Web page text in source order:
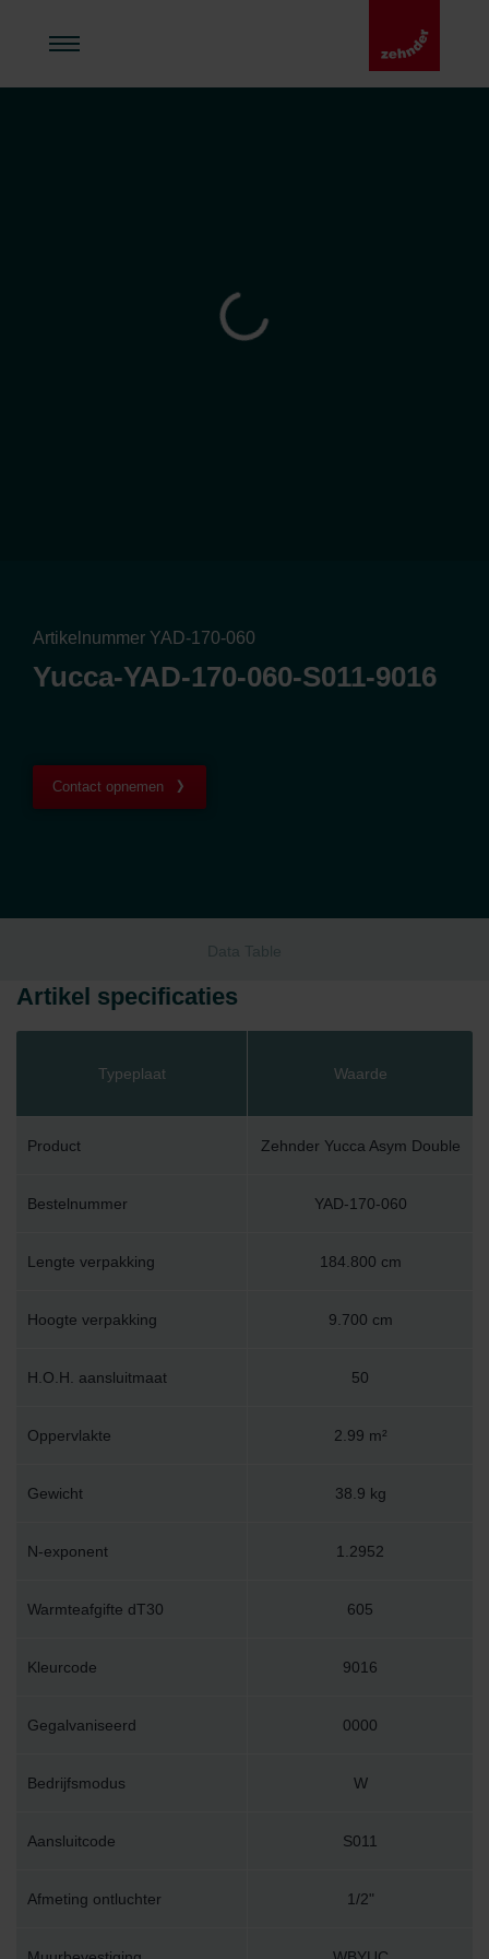
Artikelnummer YAD-170-060
Yucca-YAD-170-060-S011-9016
Contact opnemen
Data Table
Artikel specificaties
Typeplaat Waarde
Product Zehnder Yucca Asym Double
Bestelnummer YAD-170-060
Lengte verpakking 184.800 cm
Hoogte verpakking 9.700 cm
H.O.H. aansluitmaat 50
Oppervlakte 2.99 m²
Gewicht 38.9 kg
N-exponent 1.2952
Warmteafgifte dT30 605
Kleurcode 9016
Gegalvaniseerd 0000
Bedrijfsmodus W
Aansluitcode S011
Afmeting ontluchter 1/2"